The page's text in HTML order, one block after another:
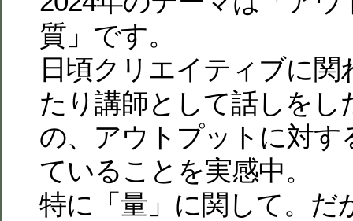
質」です。
日頃クリエイティブに
たり講師として話しをし
の、アウトプットに対す
ていることを実感中。
特に「量」に関して。だ